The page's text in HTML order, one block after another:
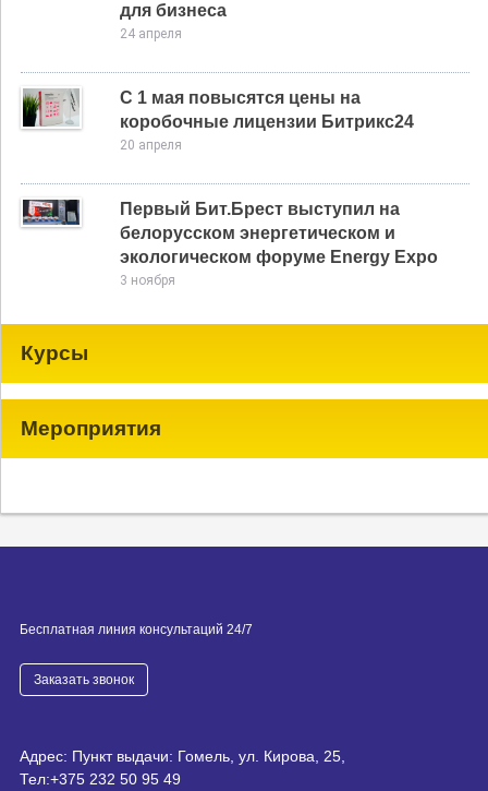
для бизнеса
24 апреля
С 1 мая повысятся цены на
коробочные лицензии Битрикс24
20 апреля
Первый Бит.Брест выступил на
белорусском энергетическом и
экологическом форуме Energy Expo
3 ноября
Курсы
Мероприятия
Бесплатная линия консультаций 24/7
Заказать звонок
Адрес: Пункт выдачи: Гомель, ул. Кирова, 25,
Тел:+375 232 50 95 49